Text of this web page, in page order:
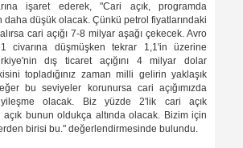
işaret ederek, "Cari açık, programda
düşük olacak. Çünkü petrol fiyatlarındaki
cari açığı 7-8 milyar aşağı çekecek. Avro
civarına düşmüşken tekrar 1,1'in üzerine
dış ticaret açığını 4 milyar dolar
topladığınız zaman milli gelirin yaklaşık
bu seviyeler korunursa cari açığımızda
olacak. Biz yüzde 2'lik cari açık
bunun oldukça altında olacak. Bizim için
birisi bu." değerlendirmesinde bulundu.